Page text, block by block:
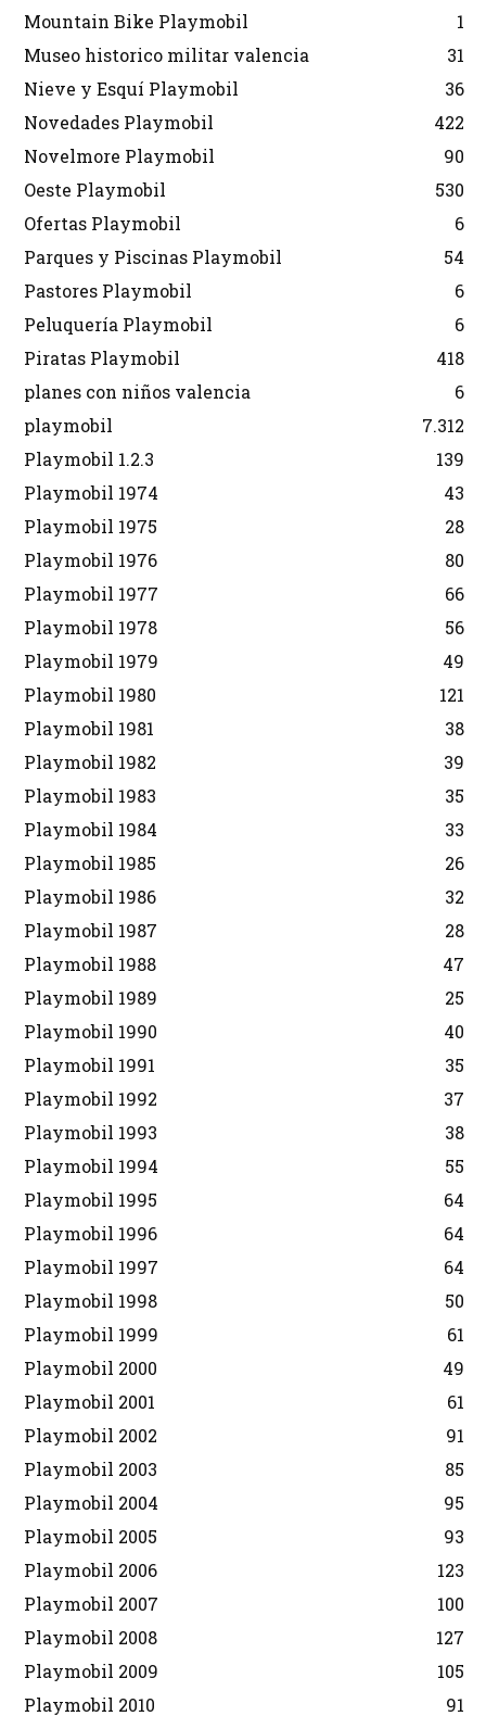
Mountain Bike Playmobil
1
Museo historico militar valencia
31
Nieve y Esquí Playmobil
36
Novedades Playmobil
422
Novelmore Playmobil
90
Oeste Playmobil
530
Ofertas Playmobil
6
Parques y Piscinas Playmobil
54
Pastores Playmobil
6
Peluquería Playmobil
6
Piratas Playmobil
418
planes con niños valencia
6
playmobil
7.312
Playmobil 1.2.3
139
Playmobil 1974
43
Playmobil 1975
28
Playmobil 1976
80
Playmobil 1977
66
Playmobil 1978
56
Playmobil 1979
49
Playmobil 1980
121
Playmobil 1981
38
Playmobil 1982
39
Playmobil 1983
35
Playmobil 1984
33
Playmobil 1985
26
Playmobil 1986
32
Playmobil 1987
28
Playmobil 1988
47
Playmobil 1989
25
Playmobil 1990
40
Playmobil 1991
35
Playmobil 1992
37
Playmobil 1993
38
Playmobil 1994
55
Playmobil 1995
64
Playmobil 1996
64
Playmobil 1997
64
Playmobil 1998
50
Playmobil 1999
61
Playmobil 2000
49
Playmobil 2001
61
Playmobil 2002
91
Playmobil 2003
85
Playmobil 2004
95
Playmobil 2005
93
Playmobil 2006
123
Playmobil 2007
100
Playmobil 2008
127
Playmobil 2009
105
Playmobil 2010
91